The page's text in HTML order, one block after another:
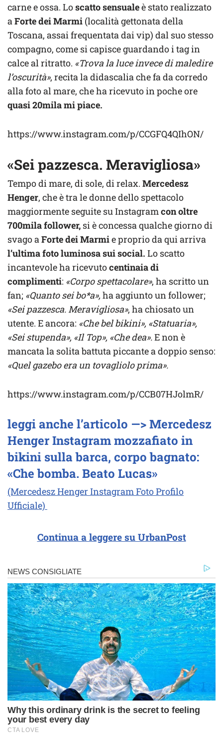
carne e ossa. Loscatto sensualeè stato realizzato
a Forte dei Marmi (località gettonata della
Toscana, assai frequentata dai vip) dal suo stesso
compagno, come si capisce guardando i tag in
calce al ritratto. «Trova la luce invece di maledire
l’oscurità», recita la didascalia che fa da corredo
alla foto al mare, che ha ricevuto in poche ore
quasi 20mila mi piace.
https://www.instagram.com/p/CCGFQ4QIhON/
«Sei pazzesca. Meravigliosa»
Tempo di mare, di sole, di relax. Mercedesz
Henger, che è tra le donne dello spettacolo
maggiormente seguite su Instagramcon oltre
700mila follower, si è concessa qualche giorno di
svago a Forte dei Marmie proprio da qui arriva
l’ultima foto luminosa sui social. Lo scatto
incantevole ha ricevutocentinaia di
complimenti: «Corpo spettacolare», ha scritto un
fan; «Quanto sei bo*a»,ha aggiunto un follower;
«Sei pazzesca. Meravigliosa», ha chiosato un
utente. E ancora: «Che bel bikini», «Statuaria»,
«Sei stupenda», «Il Top», «Che dea».E non è
mancata la solita battuta piccante a doppio senso:
«Quel gazebo era un tovagliolo prima».
https://www.instagram.com/p/CCB07HJolmR/
leggi anche l’articolo —> Mercedesz
Henger Instagram mozzafiato in
bikini sulla barca, corpo bagnato:
«Che bomba. Beato Lucas»
(Mercedesz Henger Instagram Foto Profilo
Ufficiale)
Continua a leggere su UrbanPost